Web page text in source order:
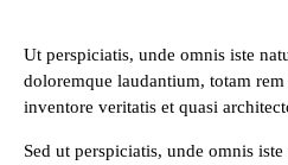
Ut perspiciatis, unde omnis iste
doloremque laudantium, totam
inventore veritatis et quasi
Sed ut perspiciatis, unde omnis